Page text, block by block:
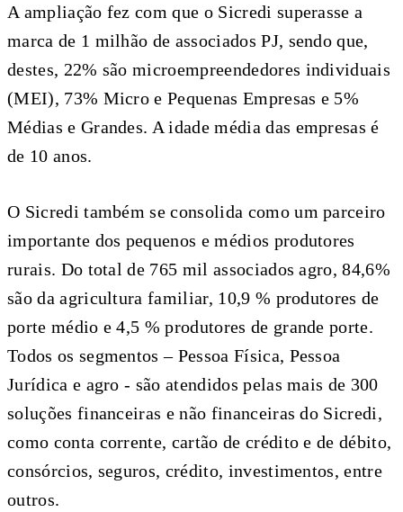
A ampliação fez com que o Sicredi superasse a
marca de 1 milhão de associados PJ, sendo que,
destes, 22% são microempreendedores individuais
(MEI), 73% Micro e Pequenas Empresas e 5%
Médias e Grandes. A idade média das empresas é
de 10 anos.
O Sicredi também se consolida como um parceiro
importante dos pequenos e médios produtores
rurais. Do total de 765 mil associados agro, 84,6%
são da agricultura familiar, 10,9 % produtores de
porte médio e 4,5 % produtores de grande porte.
Todos os segmentos – Pessoa Física, Pessoa
Jurídica e agro - são atendidos pelas mais de 300
soluções financeiras e não financeiras do Sicredi,
como conta corrente, cartão de crédito e de débito,
consórcios, seguros, crédito, investimentos, entre
outros.